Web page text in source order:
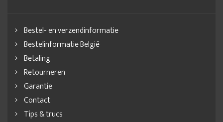
Bestel- en verzendinformatie
Bestelinformatie België
Betaling
Retourneren
Garantie
Contact
Tips & trucs